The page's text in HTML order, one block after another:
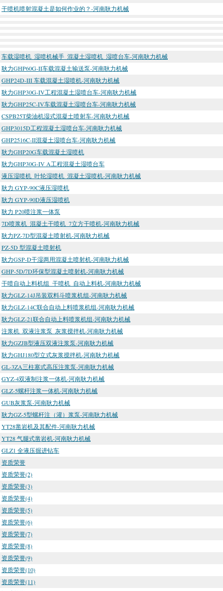
干喷机喷射混凝土是如何作业的？-河南耿力机械
车载湿喷机_湿喷机械手_混凝土湿喷机_湿喷台车-河南耿力机械
耿力GHP60G-II车载混凝土输送泵-河南耿力机械
GHP24D-III 车载混凝土湿喷机-河南耿力机械
耿力GHP30G-IV工程混凝土湿喷台车-河南耿力机械
耿力GHP25C-IV车载混凝土湿喷台车-河南耿力机械
CSPB25T柴油机湿式混凝土喷射车-河南耿力机械
GHP3015D工程混凝土湿喷台车-河南耿力机械
GHP2516C-II混凝土湿喷台车-河南耿力机械
耿力GHP20G车载混凝土湿喷机
耿力GHP30G-IV A工程混凝土湿喷台车
液压湿喷机_叶轮湿喷机_混凝土湿喷机-河南耿力机械
耿力 GYP-90C液压湿喷机
耿力 GYP-90D液压湿喷机
耿力 P20喷注浆一体泵
7D喷浆机_混凝土干喷机_7立方干喷机-河南耿力机械
耿力PZ-7D型混凝土喷射机-河南耿力机械
PZ-5D 型混凝土喷射机
耿力GSP-D干湿两用混凝土喷射机-河南耿力机械
GHP-5D/7D环保型混凝土喷射机-河南耿力机械
干喷自动上料机组_干喷机_自动上料机-河南耿力机械
耿力GLZ-14J吊装双料斗喷浆机组-河南耿力机械
耿力GLZ-14C联合自动上料喷浆机组-河南耿力机械
耿力GLZ-21联合自动上料喷浆机组-河南耿力机械
注浆机_双液注浆泵_灰浆搅拌机-河南耿力机械
耿力GZJB型液压双液注浆泵-河南耿力机械
耿力GHJ180型立式灰浆搅拌机-河南耿力机械
GL-3ZA三柱塞式高压注浆泵-河南耿力机械
GYZ-4双液制注浆一体机-河南耿力机械
GLZ-5螺杆注浆一体机-河南耿力机械
GUB灰浆泵-河南耿力机械
耿力GZ-5型螺杆注（灌）浆泵-河南耿力机械
YT28凿岩机及其配件-河南耿力机械
YT28 气腿式凿岩机-河南耿力机械
GLZ1 全液压掘进钻车
资质荣誉
资质荣誉(2)
资质荣誉(3)
资质荣誉(4)
资质荣誉(5)
资质荣誉(6)
资质荣誉(7)
资质荣誉(8)
资质荣誉(9)
资质荣誉(10)
资质荣誉(11)